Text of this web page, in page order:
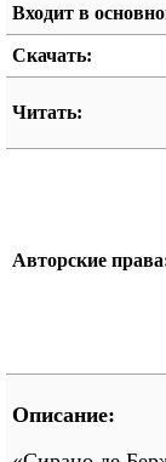
Входит в
Скачать:
Читать:
Авторские
Описание: